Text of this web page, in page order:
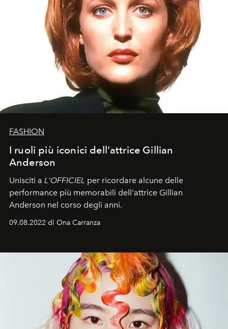
FASHION
I ruoli più iconici dell'attrice Gillian
Anderson
Unisciti a L'OFFICIEL per ricordare alcune delle
performance più memorabili dell'attrice Gillian
Anderson nel corso degli anni.
09.08.2022 di Ona Carranza